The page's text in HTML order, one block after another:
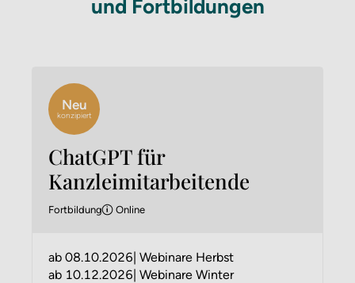
und Fortbildungen
Neu
konzipiert
ChatGPT für
Kanzleimitarbeitende
Fortbildung Online
ab 08.10.2026 Webinare Herbst
ab 10.12.2026 Webinare Winter